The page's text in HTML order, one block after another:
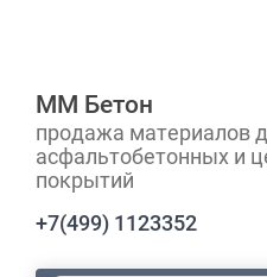
ММ Бетон
продажа материалов
асфальтобетонных и
покрытий
+7(499) 1123352